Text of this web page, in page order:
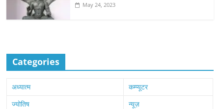
May 24, 2023
Categories
अध्यात्म
कम्प्यूटर
ज्योतिष
न्यूज़